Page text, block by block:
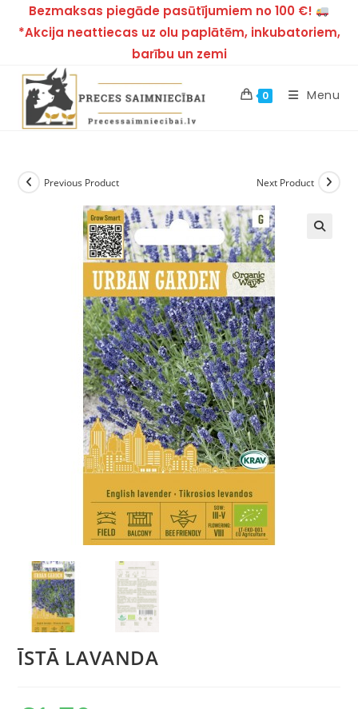
Bezmaksas piegāde pasūtījumiem no 100 €!
*Akcija neattiecas uz olu paplātēm, inkubatoriem,
barību un zemi
0 Menu
Previous Product Next Product
ĪSTĀ LAVANDA